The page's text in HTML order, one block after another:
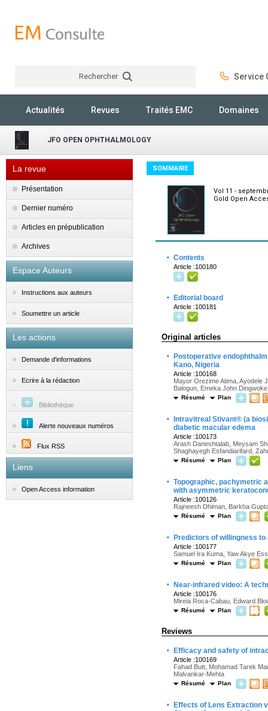
Rechercher Service
Actualités Revues Traités EMC Domaines
JFO OPEN OPHTHALMOLOGY
La revue
Présentation
Dernier numéro
Articles en prépublication
Archives
Espace Auteurs
Instructions aux auteurs
Soumettre un article
Les actions
Demande d'informations
Ecrire à la rédaction
Bibliothèque
Alerte nouveaux numéros
Flux RSS
Liens
Open Access information
SOMMAIRE
Vol 11 -
Gold Open
· Contents
Article :100180
· Editorial board
Article :100181
Original articles
·
Postoperative
Kano, Nigeria
Article :100168
Mayor Orezime Atima, Ayodele
Balogun, Emeka John
Résumé Plan
·
Intravitreal Stivant® (a
diabetic macular edema
Article :100173
Arash Daneshtalab, Meysam
Shaghayegh Esfandiarifard,
Résumé Plan
· Topographic, pachymetric
with asymmetric
Article :100126
Rajneesh Dhiman, Barkha
Résumé Plan
· Predictors of willingness
Article :100177
Samuel Ira Kuma, Yaw Akye
Résumé Plan
· Near-infrared video: A
Article :100176
Mireia Roca-Cabau, Edward
Résumé Plan
Reviews
· Efficacy and safety of
Article :100169
Fahad Butt, Mohamad Tarek
Malvankar-Mehta
Résumé Plan
·
Effects of Lens Extraction